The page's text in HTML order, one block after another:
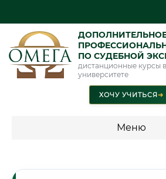
ПО СУДЕБНОЙ
дистанционные курсы
университете
ХОЧУ УЧИТЬСЯ➜
Меню